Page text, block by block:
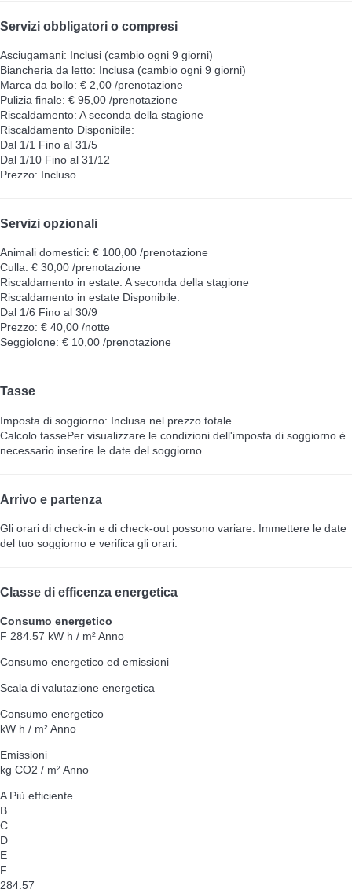
Servizi obbligatori o compresi
Asciugamani: Inclusi (cambio ogni 9 giorni)
Biancheria da letto: Inclusa (cambio ogni 9 giorni)
Marca da bollo: € 2,00 /prenotazione
Pulizia finale: € 95,00 /prenotazione
Riscaldamento: A seconda della stagione
Riscaldamento Disponibile:
Dal 1/1 Fino al 31/5
Dal 1/10 Fino al 31/12
Prezzo: Incluso
Servizi opzionali
Animali domestici: € 100,00 /prenotazione
Culla: € 30,00 /prenotazione
Riscaldamento in estate: A seconda della stagione
Riscaldamento in estate Disponibile:
Dal 1/6 Fino al 30/9
Prezzo: € 40,00 /notte
Seggiolone: € 10,00 /prenotazione
Tasse
Imposta di soggiorno: Inclusa nel prezzo totale
Calcolo tassePer visualizzare le condizioni dell'imposta di soggiorno è
necessario inserire le date del soggiorno.
Arrivo e partenza
Gli orari di check-in e di check-out possono variare. Immettere le date
del tuo soggiorno e verifica gli orari.
Classe di efficenza energetica
Consumo energetico
F 284.57 kW h / m² Anno
Consumo energetico ed emissioni
Scala di valutazione energetica
Consumo energetico
kW h / m² Anno
Emissioni
kg CO2 / m² Anno
APiù efficiente
B
C
D
E
F
284.57